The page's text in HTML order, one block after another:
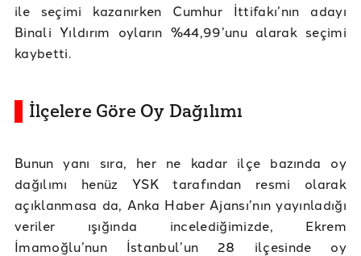
ile seçimi kazanırken Cumhur İttifakı’nın adayı
Binali Yıldırım oyların %44,99’unu alarak seçimi
kaybetti.
İlçelere Göre Oy Dağılımı
Bunun yanı sıra, her ne kadar ilçe bazında oy
dağılımı henüz YSK tarafından resmi olarak
açıklanmasa da, Anka Haber Ajansı’nın yayınladığı
veriler ışığında incelediğimizde, Ekrem
İmamoğlu’nun İstanbul’un 28 ilçesinde oy